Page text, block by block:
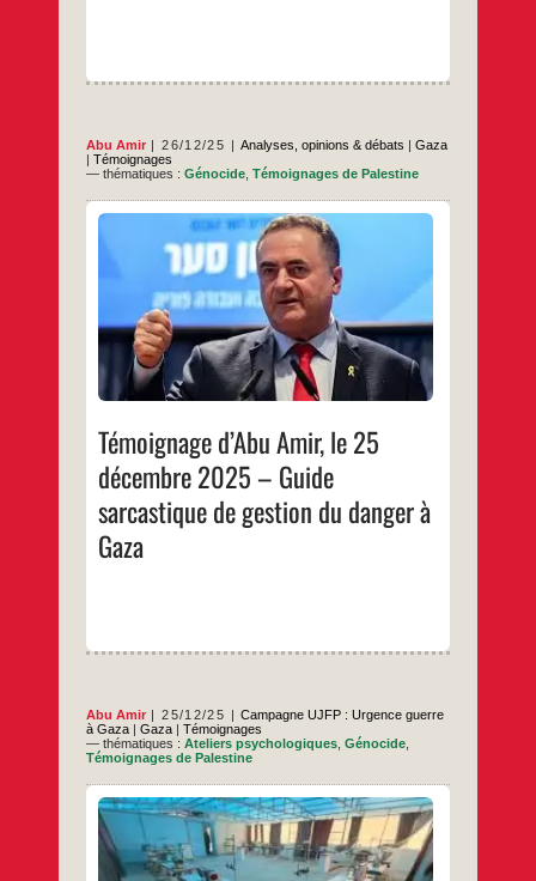
Abu Amir 26/12/25 Analyses, opinions & débats |Gaza
|Témoignages
— thématiques :Génocide ,Témoignages de Palestine
Témoignage d’Abu Amir, le 25
décembre 2025 – Guide
sarcastique de gestion du danger à
Gaza
Ce jour de Noël, Abu Amir envoie un texte
qui analyse finement les mots prononcés
par le ministre de la défense israélien : «
Quand le moment viendra » À un moment
qui semblait en apparence anodin, le
ministre de la Défense, Israël Katz, a dit il y
a quelques jours
…
Témoignage
d’Abu
Amir,
le
25
2025
–
Guide
sarcastique
de
gestion
…
Abu Amir 25/12/25
Campagne UJFP : Urgence guerre
à Gaza |Gaza |Témoignages
— thématiques :Ateliers psychologiques ,Génocide
Témoignages de Palestine
Un texte d’Abu Amir : la salle de l’UJFP, une
porte d’entrée vers le soutien psychologique
et l’autonomisation professionnelle des
femmes de Gaza Dans la phase de l’après-